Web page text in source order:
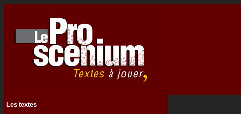
Les textes